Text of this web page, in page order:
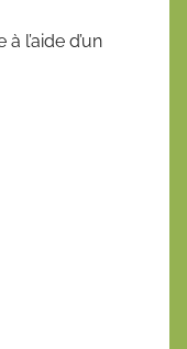
l’aide d’un